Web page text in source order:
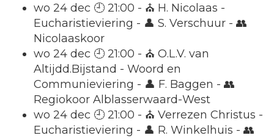
wo 24 dec 🕘 21:00 - ⛪ H. Nicolaas -
Eucharistieviering - 👤 S. Verschuur - 👥
Nicolaaskoor
wo 24 dec 🕘 21:00 - ⛪ O.L.V. van
Altijdd.Bijstand - Woord en
Communieviering - 👤 F. Baggen - 👥
Regiokoor Alblasserwaard-West
wo 24 dec 🕘 21:00 - ⛪ Verrezen Christus -
Eucharistieviering - 👤 R. Winkelhuis - 👥